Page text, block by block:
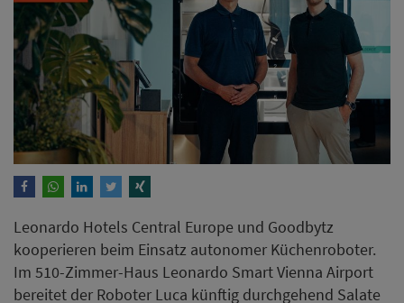
Leonardo Hotels Central Europe und Goodbytz
kooperieren beim Einsatz autonomer Küchenroboter.
Im 510-Zimmer-Haus Leonardo Smart Vienna Airport
bereitet der Roboter Luca künftig durchgehend Salate